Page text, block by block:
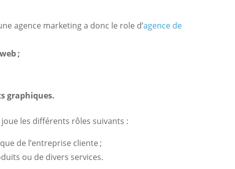
agence marketing a donc le role d’agence de
;
graphiques.
les différents rôles suivants :
de l’entreprise cliente ;
ou de divers services.